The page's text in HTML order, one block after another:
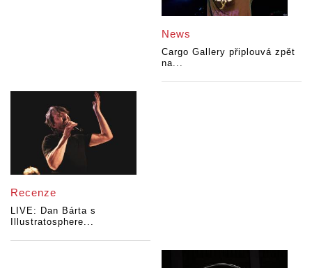
News
Cargo Gallery připlouvá zpět
na...
Recenze
LIVE: Dan Bárta s
Illustratosphere...